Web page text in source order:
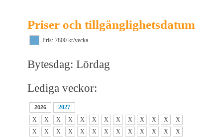
Priser och tillgänglighetsdatum
Pris: 7800 kr/vecka
Bytesdag: Lördag
Lediga veckor:
2026
2027
X
X X X X X X X X X X X
X
X
X X X X X X X X X X X
X